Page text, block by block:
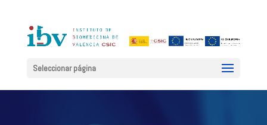
Seleccionar página